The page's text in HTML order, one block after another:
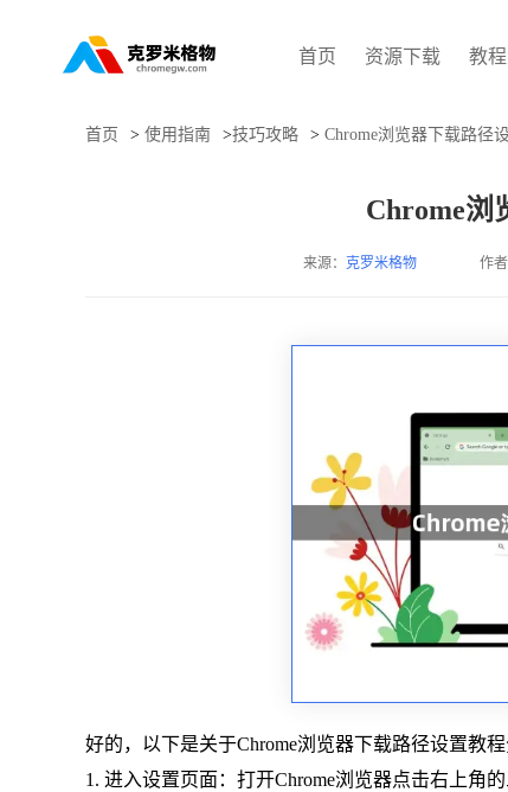
首页 资源下载 教
首页 > 使用指南 >技巧攻略 > Chrome浏览器下载路径
Chrome浏
来源： 克罗米格物 作
好的，以下是关于Chrome浏览器下载路径设置教程
1. 进入设置页面：打开Chrome浏览器点击右上角